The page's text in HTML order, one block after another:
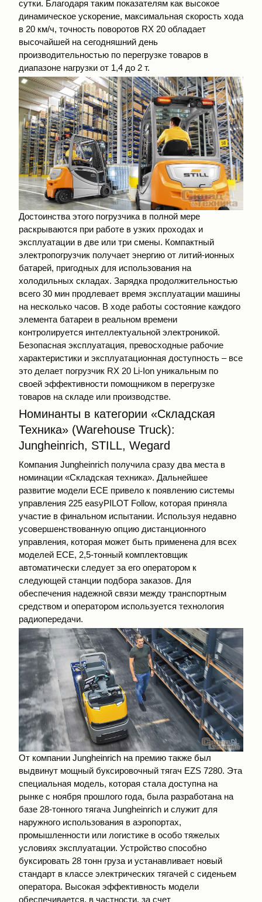
сутки. Благодаря таким показателям как высокое
динамическое ускорение, максимальная скорость хода
в 20 км/ч, точность поворотов RX 20 обладает
высочайшей на сегодняшний день
производительностью по перегрузке товаров в
диапазоне нагрузки от 1,4 до 2 т.
Достоинства этого погрузчика в полной мере
раскрываются при работе в узких проходах и
эксплуатации в две или три смены. Компактный
электропогрузчик получает энергию от литий-ионных
батарей, пригодных для использования на
холодильных складах. Зарядка продолжительностью
всего 30 мин продлевает время эксплуатации машины
на несколько часов. В ходе работы состояние каждого
элемента батареи в реальном времени
контролируется интеллектуальной электроникой.
Безопасная эксплуатация, превосходные рабочие
характеристики и эксплуатационная доступность – все
это делает погрузчик RX 20 Li-Ion уникальным по
своей эффективности помощником в перегрузке
товаров на складе или производстве.
Номинанты в категории «Складская
Техника» (Warehouse Truck):
Jungheinrich, STILL, Wegard
Компания Jungheinrich получила сразу два места в
номинации «Складская техника». Дальнейшее
развитие модели ECE привело к появлению системы
управления 225 easyPILOT Follow, которая приняла
участие в финальном испытании. Используя недавно
усовершенствованную опцию дистанционного
управления, которая может быть применена для всех
моделей ECE, 2,5-тонный комплектовщик
автоматически следует за его оператором к
следующей станции подбора заказов. Для
обеспечения надежной связи между транспортным
средством и оператором используется технология
радиопередачи.
От компании Jungheinrich на премию также был
выдвинут мощный буксировочный тягач EZS 7280. Эта
специальная модель, которая стала доступна на
рынке с ноября прошлого года, была разработана на
базе 28-тонного тягача Jungheinrich и служит для
наружного использования в аэропортах,
промышленности или логистике в особо тяжелых
условиях эксплуатации. Устройство способно
буксировать 28 тонн груза и устанавливает новый
стандарт в классе электрических тягачей с сиденьем
оператора. Высокая эффективность модели
обеспечивается, в частности, за счет